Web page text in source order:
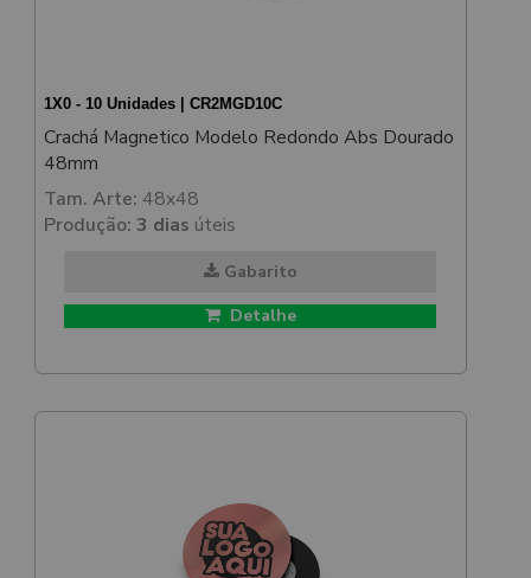
1X0 - 10 Unidades | CR2MGD10C
Crachá Magnetico Modelo Redondo Abs Dourado
48mm
Tam. Arte: 48x48
Produção: 3 dias úteis
Gabarito
Detalhe